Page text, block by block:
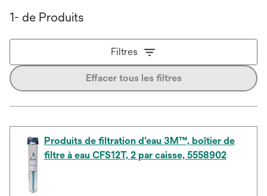
1- de Produits
Filtres
Effacer tous les filtres
Produits de filtration d’eau 3M™, boîtier de
filtre à eau CFS12T, 2 par caisse, 5558902